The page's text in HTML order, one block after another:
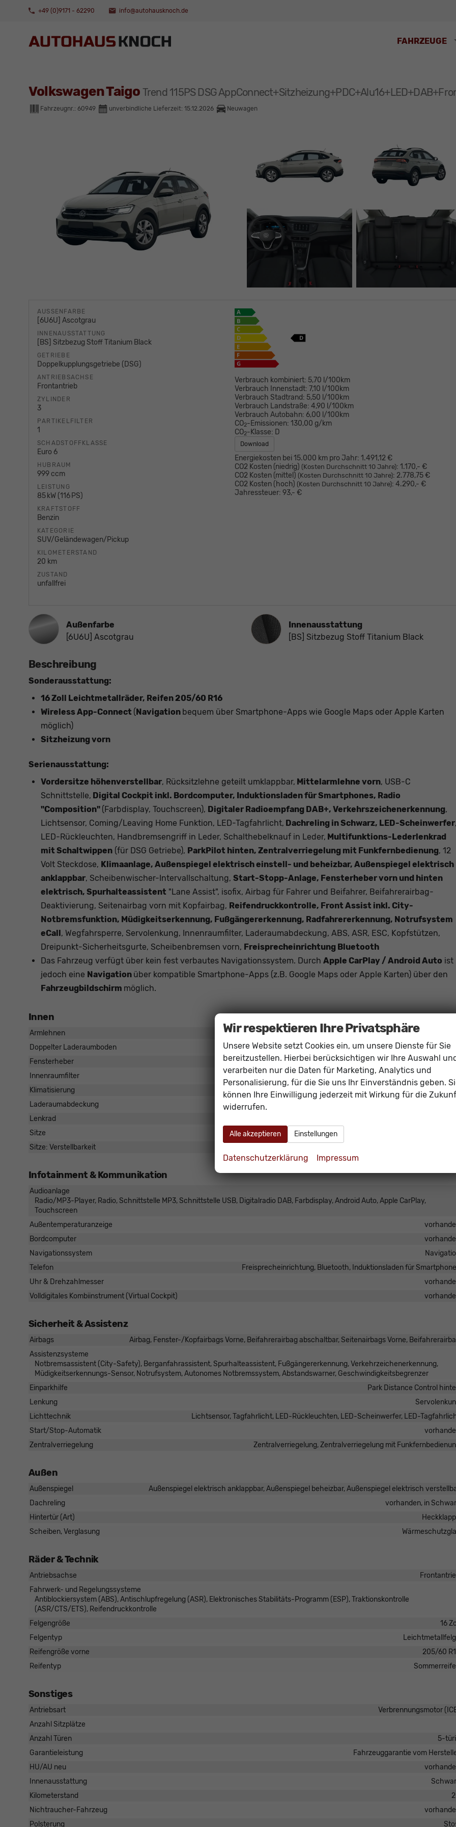
+49 (0)9171 - 62290 info@autohausknoch.de
FAHRZEUGE
Volkswagen Taigo Trend 115PS DSG
Fahrzeugnr.: 60949 unverbindliche Lieferzeit: 15.12.2026 Neuwagen
AUSSENFARBE
[6U6U] Ascotgrau
INNENAUSSTATTUNG
[BS] Sitzbezug Stoff Titanium Black
GETRIEBE
Doppelkupplungsgetriebe (DSG)
ANTRIEBSACHSE
Frontantrieb
ZYLINDER
3
PARTIKELFILTER
1
SCHADSTOFFKLASSE
Euro 6
HUBRAUM
999 ccm
LEISTUNG
85 kW (116 PS)
KRAFTSTOFF
Benzin
KATEGORIE
SUV/Geländewagen/Pickup
KILOMETERSTAND
20 km
ZUSTAND
unfallfrei
Verbrauch kombiniert: 5,70 l/100km
Verbrauch Innenstadt: 7,10 l/100km
Verbrauch Stadtrand: 5,50 l/100km
Verbrauch Landstraße: 4,90 l/100km
Verbrauch Autobahn: 6,00 l/100km
CO2-Emissionen: 130,00 g/km
CO2-Klasse: D
Download
Energiekosten bei 15.000 km pro Jahr: 1.491,12 €
CO2 Kosten (niedrig) (Kosten Durchschnitt 10 Jahre): 1.170,- €
CO2 Kosten (mittel) (Kosten Durchschnitt 10 Jahre): 2.778,75 €
CO2 Kosten (hoch) (Kosten Durchschnitt 10 Jahre): 4.290,- €
Jahressteuer: 93,- €
Außenfarbe
[6U6U] Ascotgrau
Innenausstattung
Innenausstattung
[BS] Sitzbezug Stoff Titanium Black
Beschreibung
Sonderausstattung:
16 Zoll Leichtmetallräder, Reifen 205/60 R16
Wireless App-Connect (Navigation bequem über Smartphone-Apps wie Google Maps oder Apple Karten
möglich)
Sitzheizung vorn
Serienausstattung:
Vordersitze höhenverstellbar, Rücksitzlehne geteilt umklappbar, Mittelarmlehne vorn, USB-C
Schnittstelle, Digital Cockpit inkl. Bordcomputer, Induktionsladen für Smartphones, Radio
"Composition" (Farbdisplay, Touchscreen), Digitaler Radioempfang DAB+, Verkehrszeichenerkennung,
Lichtsensor, Coming/Leaving Home Funktion, LED-Tagfahrlicht, Dachreling in Schwarz, LED-Scheinwerfer
LED-Rückleuchten, Handbremsengriff in Leder, Schalthebelknauf in Leder, Multifunktions-Lederlenkrad
mit Schaltwippen (für DSG Getriebe), ParkPilot hinten, Zentralverriegelung mit Funkfernbedienung, 12
Volt Steckdose, Klimaanlage, Außenspiegel elektrisch einstell- und beheizbar, Außenspiegel elektrisch
anklappbar, Scheibenwischer-Intervallschaltung, Start-Stopp-Anlage, Fensterheber vorn und hinten
elektrisch, Spurhalteassistent "Lane Assist", isofix, Airbag für Fahrer und Beifahrer, Beifahrerairbag-
Deaktivierung, Seitenairbag vorn mit Kopfairbag, Reifendruckkontrolle, Front Assist inkl. City-
Notbremsfunktion, Müdigkeitserkennung, Fußgängererkennung, Radfahrererkennung, Notrufsystem
eCall, Wegfahrsperre, Servolenkung, Innenraumfilter, Laderaumabdeckung, ABS, ASR, ESC, Kopfstützen,
Dreipunkt-Sicherheitsgurte, Scheibenbremsen vorn, Freisprecheinrichtung Bluetooth
Das Fahrzeug verfügt über kein fest verbautes Navigationssystem. Durch Apple CarPlay / Android Auto ist
jedoch eine Navigation über kompatible Smartphone-Apps (z.B. Google Maps oder Apple Karten) über den
Fahrzeugbildschirm möglich.
Innen
Armlehnen
Doppelter Laderaumboden
Fensterheber
elektrisch 4-
Innenraumfilter
Klimatisierung
Klimaanlage
Laderaumabdeckung
Lenkrad
Sitze
Isofix (Kindersitzbefestigung), Rücksitzbank hinten geteilt,
Sitze: Verstellbarkeit
Infotainment & Kommunikation
Audioanlage
Radio/MP3-Player, Radio, Schnittstelle MP3, Schnittstelle USB, Digitalradio DAB, Farbdisplay, Android Auto, Apple CarPlay,
Touchscreen
Außentemperaturanzeige
Bordcomputer
Navigationssystem
Telefon
Freisprecheinrichtung, Bluetooth, Induktionsladen für
Uhr & Drehzahlmesser
Volldigitales Kombiinstrument (Virtual Cockpit)
Sicherheit & Assistenz
Airbags
Airbag, Fenster-/Kopfairbags Vorne, Beifahrerairbag abschaltbar, Seitenairbags Vorne,
Assistenzsysteme
Notbremsassistent (City-Safety), Berganfahrassistent, Spurhalteassistent, Fußgängererkennung, Verkehrzeichenerkennung,
Müdigkeitserkennungs-Sensor, Notrufsystem, Autonomes Notbremssystem, Abstandswarner, Geschwindigkeitsbegrenzer
Einparkhilfe
Park Distance Control
Lenkung
Lichttechnik
Lichtsensor, Tagfahrlicht, LED-Rückleuchten, LED-Scheinwerfer, LED-
Start/Stop-Automatik
Zentralverriegelung
Zentralverriegelung, Zentralverriegelung mit
Außen
Außenspiegel
Außenspiegel elektrisch anklappbar, Außenspiegel beheizbar, Außenspiegel elektrisch
Dachreling
vorhanden, in
Hintertür (Art)
Scheiben, Verglasung
Räder & Technik
Antriebsachse
Fahrwerk- und Regelungssysteme
Antiblockiersystem (ABS), Antischlupfregelung (ASR), Elektronisches Stabilitäts-Programm (ESP), Traktionskontrolle
(ASR/CTS/ETS), Reifendruckkontrolle
Felgengröße
16
Felgentyp
Reifengröße vorne
205/60
Reifentyp
Sonstiges
Antriebsart
Verbrennungsmotor
Anzahl Sitzplätze
Anzahl Türen
5-
Garantieleistung
Fahrzeuggarantie vom
HU/AU neu
Innenausstattung
Kilometerstand
Nichtraucher-Fahrzeug
Polsterung
Wir respektieren Ihre Privatsphäre
Unsere Website setzt Cookies ein, um unsere Dienste für Sie
bereitzustellen. Hierbei berücksichtigen wir Ihre Auswahl
verarbeiten nur die Daten für Marketing, Analytics und
Personalisierung, für die Sie uns Ihr Einverständnis geben.
können Ihre Einwilligung jederzeit mit Wirkung für die
widerrufen.
Alle akzeptieren Einstellungen
Datenschutzerklärung Impressum